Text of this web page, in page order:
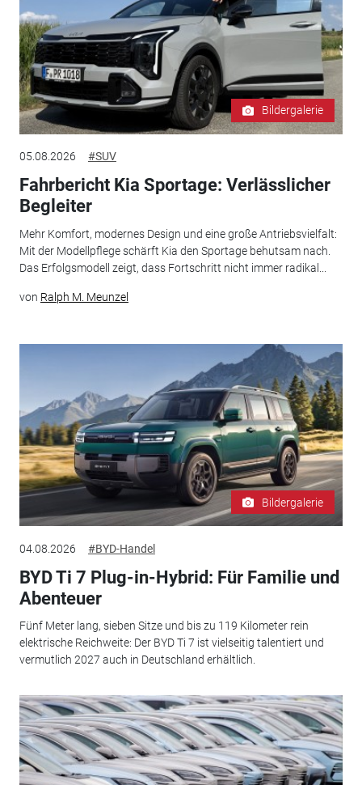
Bildergalerie
05.08.2026 #SUV
Fahrbericht Kia Sportage: Verlässlicher
Begleiter
Mehr Komfort, modernes Design und eine große Antriebsvielfalt:
Mit der Modellpflege schärft Kia den Sportage behutsam nach.
Das Erfolgsmodell zeigt, dass Fortschritt nicht immer radikal...
von Ralph M. Meunzel
Bildergalerie
04.08.2026 #BYD-Handel
BYD Ti 7 Plug-in-Hybrid: Für Familie und
Abenteuer
Fünf Meter lang, sieben Sitze und bis zu 119 Kilometer rein
elektrische Reichweite: Der BYD Ti 7 ist vielseitig talentiert und
vermutlich 2027 auch in Deutschland erhältlich.